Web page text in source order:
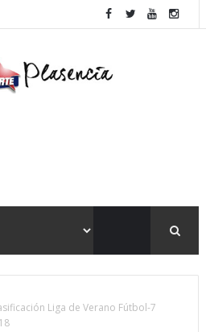
Liga de Verano Fútbol-7